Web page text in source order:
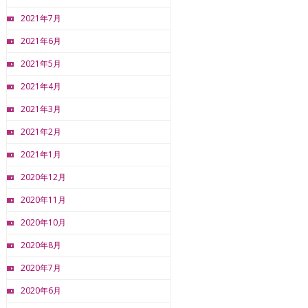
2021年7月
2021年6月
2021年5月
2021年4月
2021年3月
2021年2月
2021年1月
2020年12月
2020年11月
2020年10月
2020年8月
2020年7月
2020年6月